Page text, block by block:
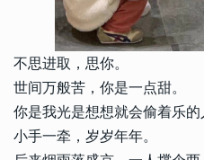
不思进取，思你。
世间万般苦，你是一点甜。
你是我光是想想就会偷着乐的
小手一牵，岁岁年年。